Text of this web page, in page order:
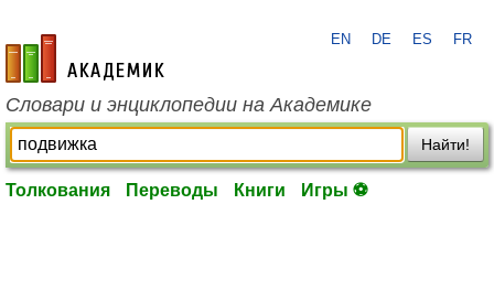
academic.ru
EN DE ES FR
Словари и энциклопедии на Академике
Найти!
Толкования Переводы Книги Игры ⚽